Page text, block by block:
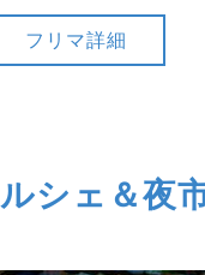
フリマ詳細
シェ＆夜